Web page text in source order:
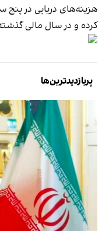
کرده و در سال مالی گذشته، به حدود ۱۷۵
پربازدیدترین‌ها